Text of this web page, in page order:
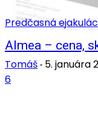
Predčasná
Almea – cena,
Tomáš - 5. januára
6